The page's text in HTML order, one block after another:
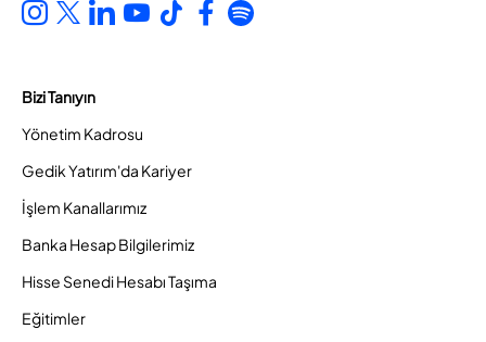
Bizi Tanıyın
Yönetim Kadrosu
Gedik Yatırım'da Kariyer
İşlem Kanallarımız
Banka Hesap Bilgilerimiz
Hisse Senedi Hesabı Taşıma
Eğitimler